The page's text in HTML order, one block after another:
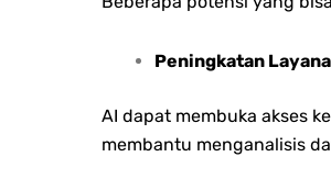
Peningkatan
AI dapat membuka akses
membantu menganalisis